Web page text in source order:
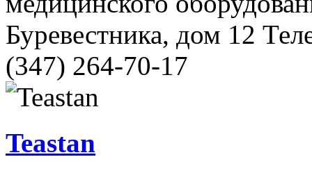
Буревестника, дом 12
(347) 264-70-17
Teastan